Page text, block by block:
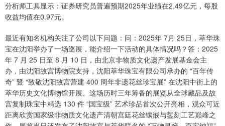
分析师工具显示：证券研究员普遍预期2025年业绩在2.49亿元，每股
收益均值在0.97元。
最近有知名机构关注了公司以下问题：问：2025年 7月 25日，萃华珠
宝在沈阳举办了一场巡展，能介绍一下活动的具体情况吗？答：2025
年 7 月 25 日至 8 月 10 日，由北京非物质文化遗产发展基金会主
办，由沈阳故宫博物院支持，沈阳萃华珠宝有限公司承办的 “百年传
奇” 暨 “致敬沈阳故宫营建 400 周年非遗花丝珍宝展” 在沈阳中街上的
萃华历史文化博物馆开展。这场历时三年筹备的展览从全球藏品及故
宫复制珠宝中精选 130 件 “国宝级” 艺术珍品首次公开亮相，观众可近
距离欣赏国家级非物质文化遗产清朝宫廷花丝镶嵌与錾刻工艺巅峰之